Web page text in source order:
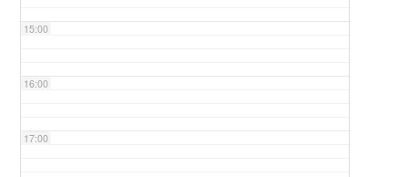
15:00
16:00
17:00